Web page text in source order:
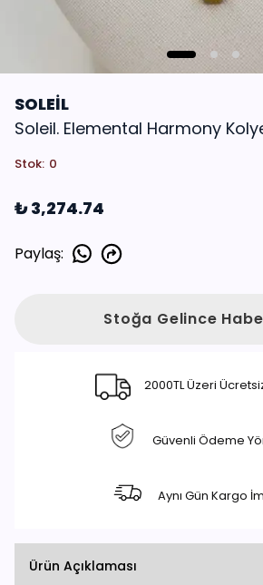
SOLEİL
Soleil. Elemental Harmony
Stok: 0
₺ 3,274.74
Paylaş:
Stoğa Gelince
2000TL Üzeri
Güvenli Ödeme
Aynı Gün Kargo
Ürün Açıklaması